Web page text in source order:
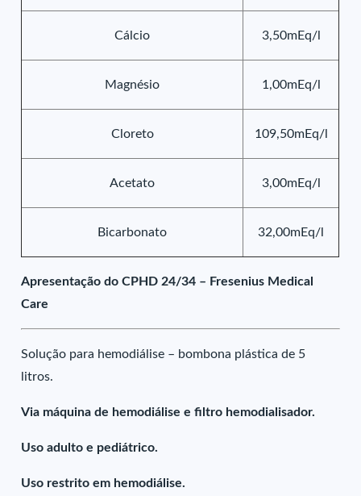
Cálcio 3,50mEq/l
Magnésio 1,00mEq/l
Cloreto 109,50mEq/l
Acetato 3,00mEq/l
Bicarbonato 32,00mEq/l
Apresentação do CPHD 24/34 – Fresenius Medical
Care
Solução para hemodiálise – bombona plástica de 5
litros.
Via máquina de hemodiálise e filtro hemodialisador.
Uso adulto e pediátrico.
Uso restrito em hemodiálise.